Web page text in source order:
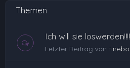
Themen
Ich will sie
Letzter Beitrag von tinebo